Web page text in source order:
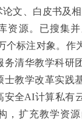
论文、白皮书及
资源。已搜集
个标注对象。作
务清华教学科研
士教学改革实践
安全AI计算私有
，扩充教学资